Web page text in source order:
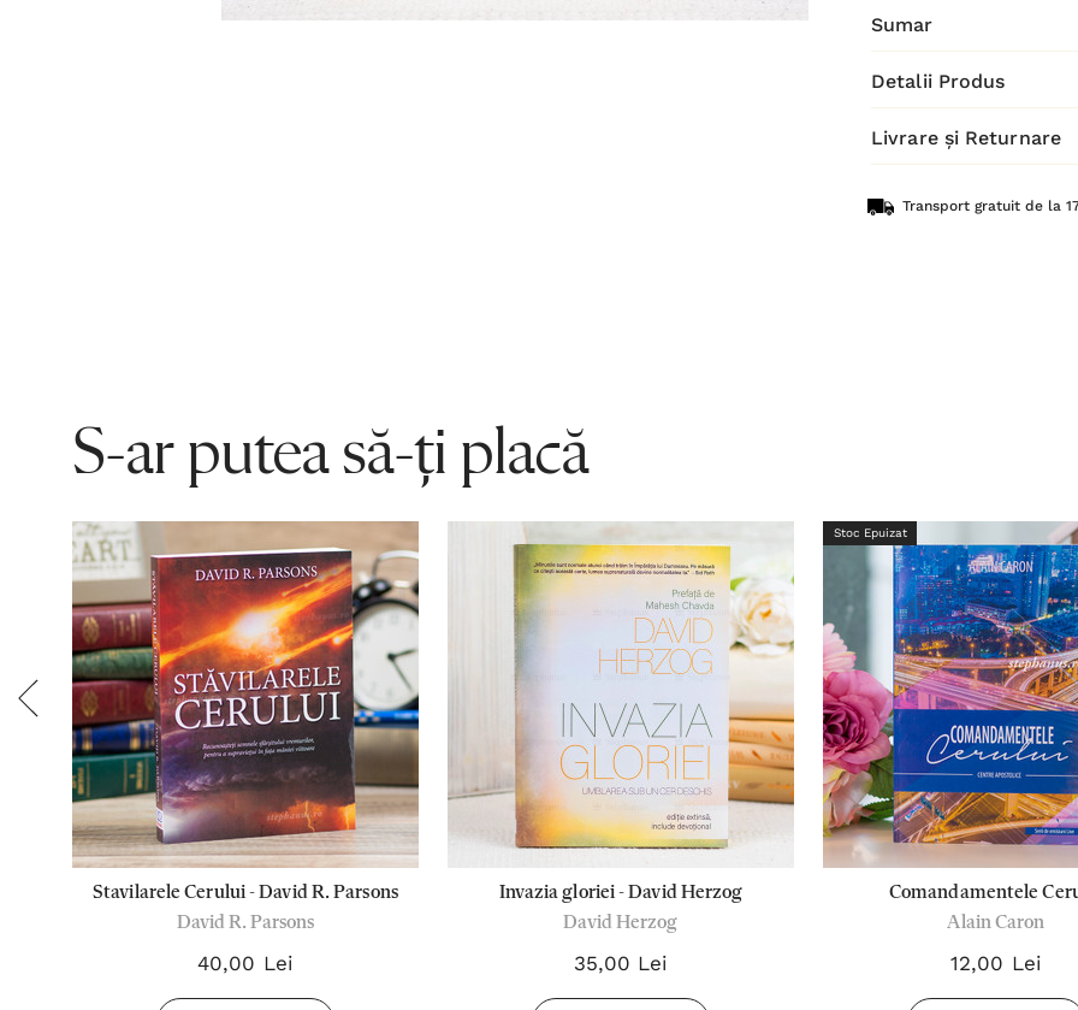
Sumar
Detalii Produs
Livrare și Returnare
Transport gratuit de la
S-ar putea să-ți placă
Stavilarele Cerului - David R. Parsons
David R. Parsons
40,00 Lei
Invazia gloriei - David Herzog
David Herzog
35,00 Lei
Stoc Epuizat
Comandamentele
Alain Caron
12,00 Lei